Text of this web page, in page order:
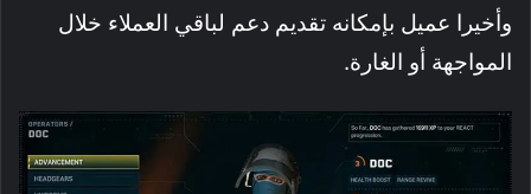
وأخيرا عميل بإمكانه تقديم دعم لباقي العملاء خلال
المواجهة أو الغارة.